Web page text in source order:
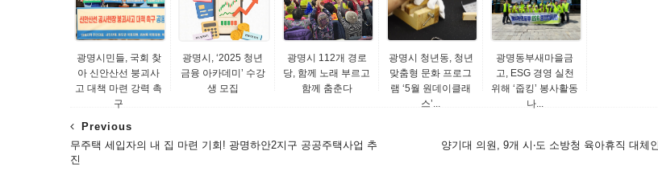
광명시민들, 국회 찾
아 신안산선 붕괴사
고 대책 마련 강력 촉
구
광명시, ‘2025 청년
금융 아카데미’ 수강
생 모집
광명시 112개 경로
당, 함께 노래 부르고
함께 춤춘다
광명시 청년동, 청년
맞춤형 문화 프로그
램 ‘5월 원데이클래
스’...
광명동부새마을금
고, ESG 경영 실천
위해 ‘줍킹’ 봉사활동
나...
양기대 의원, 9개 시‧도 소방청 육아휴직 대체
Previous
무주택 세입자의 내 집 마련 기회! 광명하안2지구 공공주택사업 추
진